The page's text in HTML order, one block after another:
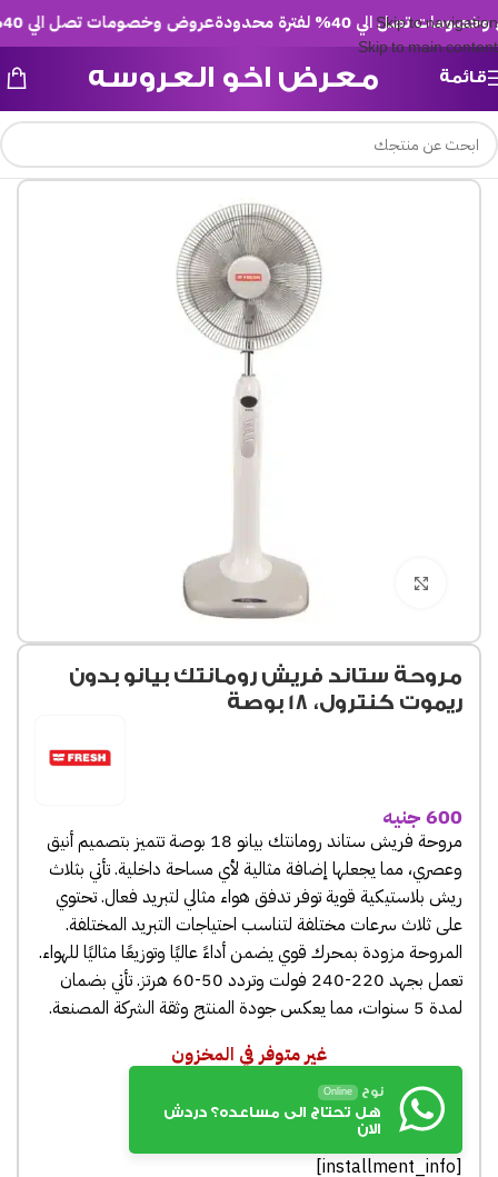
Skip to navigation
Skip to main content
عروض وخصومات تصل الي 40% لفترة محدودة تصل الي 40% لفترة محدودة
قائمة معرض اخو العروسه
Click to enlarge
مروحة ستاند فريش رومانتك بيانو بدون
ريموت كنترول، 18 بوصة
600جنيه
مروحة فريش ستاند رومانتك بيانو 18 بوصة تتميز بتصميم أنيق
وعصري، مما يجعلها إضافة مثالية لأي مساحة داخلية. تأتي بثلاث
ريش بلاستيكية قوية توفر تدفق هواء مثالي لتبريد فعال. تحتوي
على ثلاث سرعات مختلفة لتناسب احتياجات التبريد المختلفة.
المروحة مزودة بمحرك قوي يضمن أداءً عاليًا وتوزيعًا مثاليًا للهواء.
تعمل بجهد 220-240 فولت وتردد 50-60 هرتز. تأتي بضمان
لمدة 5 سنوات، مما يعكس جودة المنتج وثقة الشركة المصنعة.
غير متوفر في المخزون
نوح Online
هل تحتاج الى مساعده؟ دردش
الان
[installment_info]